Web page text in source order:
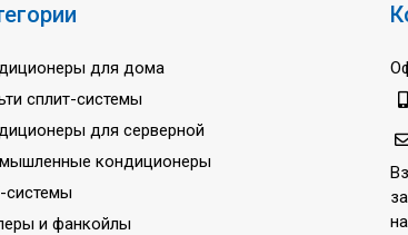
для дома
сплит-системы
для серверной
кондиционеры
системы
и фанкойлы